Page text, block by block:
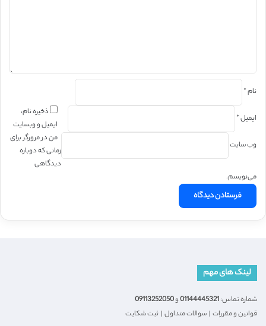
نام*
ایمیل*
وب‌ سایت
ذخیره نام،
ایمیل و وبسایت
من در مرورگر برای
زمانی که دوباره
دیدگاهی
می‌نویسم.
لینک های مهم
شماره تماس:01144445321و09113252050
قوانین و مقررات | سوالات متداول | ثبت شکایت